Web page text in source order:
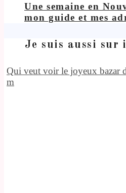
Une semaine en
mon guide et mes
Je suis aussi sur
Qui veut voir le joyeux bazar
m